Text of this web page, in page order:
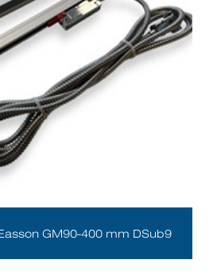
GM90-400 mm DSub9